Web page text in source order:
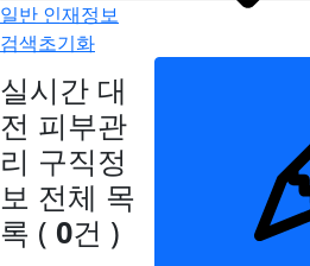
일반 인재정보
검색초기화
실시간 대
전 피부관
리 구직정
보 전체 목
록 ( 0건 )